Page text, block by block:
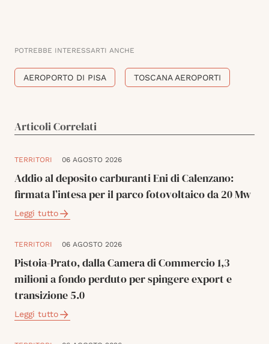
POTREBBE INTERESSARTI ANCHE
AEROPORTO DI PISA TOSCANA AEROPORTI
Articoli Correlati
TERRITORI 06 AGOSTO 2026
Addio al deposito carburanti Eni di Calenzano:
firmata l’intesa per il parco fotovoltaico da 20 Mw
Leggi tutto
TERRITORI 06 AGOSTO 2026
Pistoia-Prato, dalla Camera di Commercio 1,3
milioni a fondo perduto per spingere export e
transizione 5.0
Leggi tutto